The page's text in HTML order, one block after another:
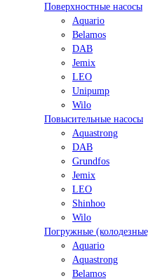
Поверхностные насосы
Aquario
Belamos
DAB
Jemix
LEO
Unipump
Wilo
Повысительные насосы
Aquastrong
DAB
Grundfos
Jemix
LEO
Shinhoo
Wilo
Погружные
Aquario
Aquastrong
Belamos